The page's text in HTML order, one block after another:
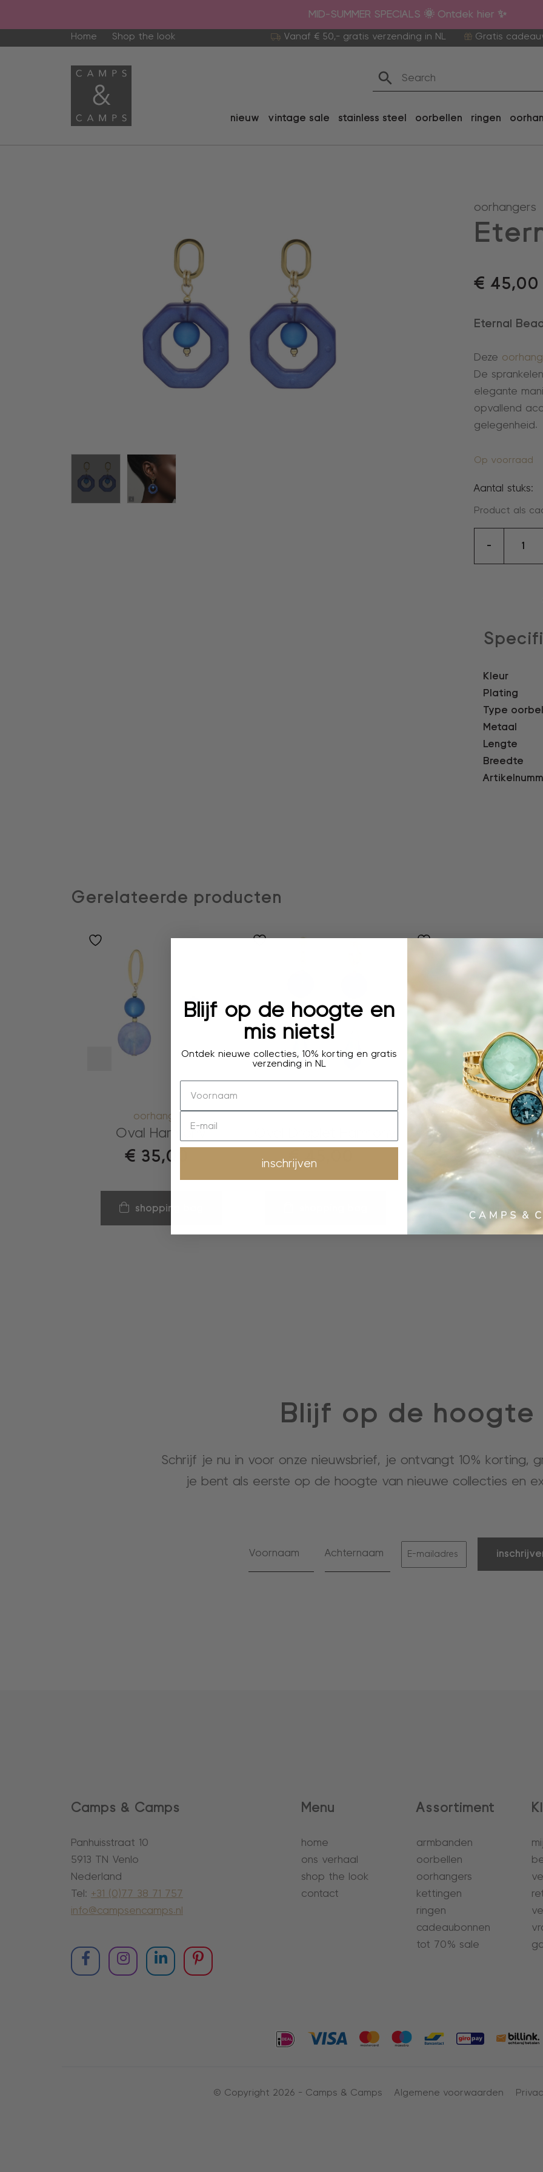
MID-SUMMER SPECIALS 🌞 Ontdek hier ✨
Home Shop the look Vanaf € 50,- gratis verzending in NL Gratis
nieuw vintage sale stainless steel oorbellen ringen
oorhangers
€ 45,00
Eternal
Deze
De
elegante
opvallend
gelegenheid.
Op voorraad
Aantal stuks:
Product als
-
aantal
Kleur
Plating
Type oorbel
Metaal
Lengte
Breedte
Gerelateerde producten
oorhangers
Oval Harmony
€ 35,00
shopping bag
€
oorringen
Triple Oval
40,00
shopping bag
Blijf op de hoogte
Schrijf je nu in voor onze nieuwsbrief, je ontvangt 10% korting,
je bent als eerste op de hoogte van nieuwe collecties en
Camps & Camps
Panhuisstraat 10
5913 TN Venlo
Nederland
Tel: +31 (0)77 38 71 757
info@campsencamps.nl
Menu
home
ons verhaal
shop the look
contact
Assortiment
armbanden
oorbellen
oorhangers
kettingen
ringen
cadeaubonnen
tot 70% sale
© Copyright 2026 - Camps & Camps Algemene voorwaarden
Blijf op de hoogte en
mis niets!
Ontdek nieuwe collecties, 10% korting en gratis
verzending in NL
inschrijven